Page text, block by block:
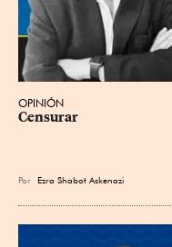
OPINIÓN
Censurar
Por Ezra Shabot Askenazi